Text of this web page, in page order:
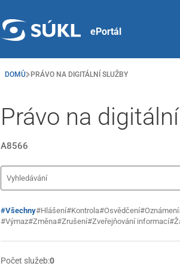
ePortál
DOMŮ PRÁVO NA DIGITÁLNÍ SLUŽBY
Právo na
A8566
#Všechny#Hlášení#Kontrola#Osvědčení#Oznámení
#Výmaz#Změna#Zrušení#Zveřejňování informací
Počet služeb:0